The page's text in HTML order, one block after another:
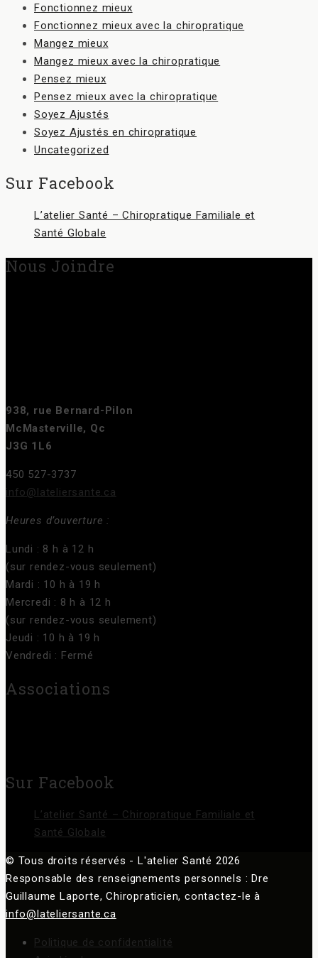
Fonctionnez mieux
Fonctionnez mieux avec la chiropratique
Mangez mieux
Mangez mieux avec la chiropratique
Pensez mieux
Pensez mieux avec la chiropratique
Soyez Ajustés
Soyez Ajustés en chiropratique
Uncategorized
Sur Facebook
L’atelier Santé – Chiropratique Familiale et
Santé Globale
Nous Joindre
938, rue Bernard-Pilon
McMasterville, Qc
J3G 1L6
450 527-3737
info@lateliersante.ca
Heures d’ouverture :
Lundi : 8 h à 12 h
(sur rendez-vous seulement)
Mardi : 10 h à 19 h
Mercredi : 8 h à 12 h
(sur rendez-vous seulement)
Jeudi : 10 h à 19 h
Vendredi : Fermé
Associations
Sur Facebook
L’atelier Santé – Chiropratique Familiale et
Santé Globale
© Tous droits réservés - L'atelier Santé 2026
Responsable des renseignements personnels : Dre
Guillaume Laporte, Chiropraticien, contactez-le à
info@lateliersante.ca
Politique de confidentialité